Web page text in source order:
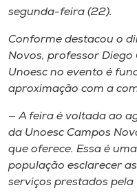
segunda-feira (22).
Conforme destacou o
Novos, professor
Unoesc no evento é
aproximação com a
— A feira é voltada ao
da Unoesc Campos
que oferece. Essa é
população esclarecer
serviços prestados pela